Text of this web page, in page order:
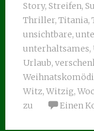
Story, Streifen,
Thriller, Titania,
unsichtbare,
unterhaltsames,
Urlaub,
Witz, Witzig,
zu
Einen